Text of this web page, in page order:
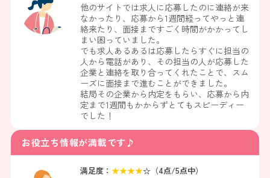
他のサイトでは求人に応募したのに連絡が来
なかったり、応募から1週間経ってやっと連
絡来たり、面接まですごく時間がかかってし
まい困っていました。
でも求人あるあるは応募したらすぐに担当の
人から電話があり、その担当の人が応募した
企業と連絡を取り合ってくれたことで、スム
ーズに面接まで進むことができました。
結局その企業から内定をもらい、応募から内
定まで1週間もかからずとてもスピーディー
でした！
お役立ち情報が満載です♪
満足度： ★★★★☆（4点/5点中）